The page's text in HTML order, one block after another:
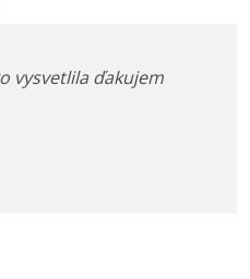
vysvetlila ďakujem